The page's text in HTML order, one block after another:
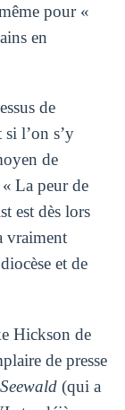
pour «
en
de
l’on s’y
de
La peur de
est dès lors
vraiment
et de
Hickson de
de presse
(qui a